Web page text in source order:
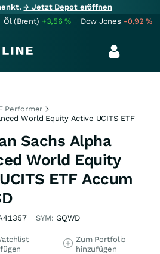
→ Jetzt Depot eröffnen
Öl (Brent) +3,56% Dow Jones -0,92%
Performer
World Equity Active UCITS ETF
Sachs Alpha
World Equity
ETF Accum
SYM: GQWD
Zum Portfolio
hinzufügen